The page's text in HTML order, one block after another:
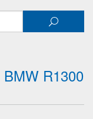
R1300